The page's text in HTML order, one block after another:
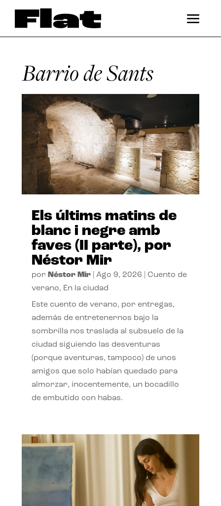
Barrio de Sants
Els últims matins de
blanc i negre amb
faves (II parte), por
Néstor Mir
por Néstor Mir| Ago 9, 2026
Cuento de
verano, En la ciudad
Este cuento de verano, por entregas,
además de entretenernos bajo la
sombrilla nos traslada al subsuelo de la
ciudad siguiendo las desventuras
(porque aventuras, tampoco) de unos
amigos que solo habían quedado para
almorzar, inocentemente, un bocadillo
de embutido con habas.